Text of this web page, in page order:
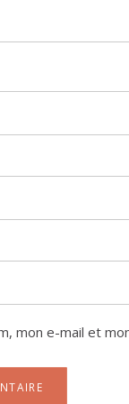
mon e-mail et